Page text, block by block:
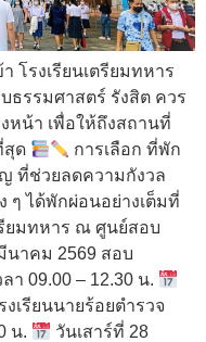
โรงเรียนเตรียมทหาร
ธรรมศาสตร์ รังสิต ควร
หน้า เพื่อให้ถึงสถานที่
สุด
การเลือก ที่พัก
ที่ช่วยลดความกังวล
ๆ ได้พักผ่อนอย่างเต็มที่
ยมทหาร ณ ศูนย์สอบ
นาคม 2569 สอบ
ลา 09.00 – 12.30 น.
เรียนนายร้อยตำรวจ
น.
วันเสาร์ที่ 28